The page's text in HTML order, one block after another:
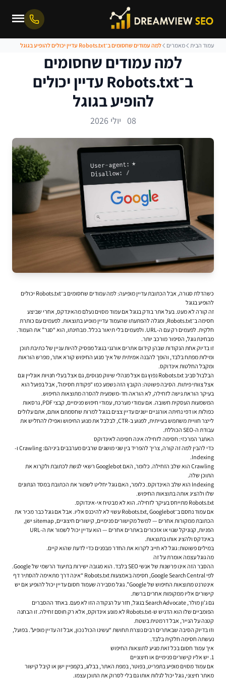
עמוד הבית מאמרים למה עמודים שחסומים ב־Robots.txt עדיין יכולים להופיע בגוגל
למה עמודים שחסומים
ב־Robots.txt עדיין יכולים
להופיע בגוגל
08 יולי 2026
כשהדלת סגורה, אבל הכתובת עדיין מופיעה: למה עמודים שחסומים ב־Robots.txt יכולים
להופיע בגוגל
זה קורה לא מעט. בעל אתר בודק בגוגל אם עמוד מסוים נעלם מהאינדקס, אחרי שביצע
חסימה ב־Robots.txt, ומגלה להפתעתו שהעמוד עדיין מופיע בתוצאות. לפעמים עם כותרת
חלקית. לפעמים רק עם ה-URL. ולפעמים בלי תיאור בכלל. מבחינתו, הוא “סגר” את העמוד.
מבחינת גוגל, הסיפור מורכב יותר.
זו בדיוק אחת הנקודות שבהן קידום אתרים אורגני בגוגלמפסיק להיות עניין של כתיבת תוכן
ומילות מפתח בלבד, והופך להבנה אמיתית של איך מנוע החיפוש קורא אתר, מפרש הוראות
ומקבל החלטות אינדוקס.
הבלבול סביב Robots.txt נפוץ גם אצל מנהלי שיווק מנוסים, גם אצל בעלי חנויות אונליין וגם
אצל צוותי פיתוח. הסיבה פשוטה: הקובץ הזה נשמע כמו “פקודת חסימה”, אבל בפועל הוא
בעיקר הוראת גישה לזחילה, לא הוראה חד-משמעית להסרה מתוצאות החיפוש.
המשמעות העסקית חשובה. אם עמודי מערכת, עמודי חיפוש פנימיים, קבצי PDF, גרסאות
כפולות או דפי נחיתה אורגניים ישנים עדיין צצים בגוגל למרות שחסמתם אותם, אתם עלולים
לייצר חוויית משתמש בעייתית, לפגוע ב-CTR, לבלבל את מנוע החיפוש ואפילו להחליש את
עבודת ה-SEO הכוללת.
האתגר המרכזי: חסימה לזחילה אינה חסימה לאינדוקס
כדי להבין למה זה קורה, צריך להפריד בין שני מושגים שרבים מערבבים ביניהם: Crawling ו-
Indexing.
Crawling הוא שלב הזחילה. כלומר, האם Googlebot רשאי לגשת לכתובת ולקרוא את
התוכן שלה.
Indexing הוא שלב האינדוקס. כלומר, האם גוגל יחליט לשמור את הכתובת במסד הנתונים
שלו ולהציג אותה בתוצאות החיפוש.
Robots.txt מתייחס בעיקר לזחילה. הוא לא מבטיח אי-אינדוקס.
אם עמוד נחסם ב־Robots.txt, Googlebot עשוי לא להיכנס אליו. אבל אם גוגל כבר מכיר את
הכתובת ממקורות אחרים — למשל מקישורים פנימיים, קישורים חיצוניים, sitemap ישן,
הפניות, קנוניקל שגוי או אזכורים באתרים אחרים — הוא עדיין יכול לשמור את ה-URL
באינדקס ולהציג אותו בתוצאות.
במילים פשוטות: גוגל לא חייב לקרוא את החדר מבפנים כדי לדעת שהוא קיים.
מה גוגל עצמה אומרת על זה
ההסבר הזה אינו פרשנות של אנשי SEO בלבד. הוא מגובה ישירות בתיעוד הרשמי של Google.
לפי Google Search Central, חסימה באמצעות Robots.txt “אינה דרך מתאימה להסתיר דף
אינטרנט מתוצאות החיפוש של Google”. גוגל מסבירה שעמוד חסום עדיין יכול להופיע אם יש
קישורים אליו ממקומות אחרים ברשת.
גם ג'ון מולר, Search Advocate בגוגל, חזר על הנקודה הזו לא פעם. באחד ההסברים
הפומביים שלו הוא הדגיש ש-Robots.txt לא מונע אינדוקס, אלא רק חוסם זחילה. זו הבחנה
קטנה על הנייר, אבל דרמטית בשטח.
וזו בדיוק הסיבה שבאתרים רבים נוצרת תחושת “עשינו הכול נכון, אבל זה עדיין מופיע”. בפועל,
נעשתה חסימה חלקית בלבד.
איך עמוד חסום בכל זאת מגיע לתוצאות החיפוש
1. יש אליו קישורים פנימיים או חיצוניים
אם עמוד מסוים מופיע בתפריט, בפוטר, במפת האתר, בבלוג, בקמפיין ישן או קיבל קישור
מאתר חיצוני, גוגל יכול לגלות אותו גם בלי לסרוק את התוכן עצמו.